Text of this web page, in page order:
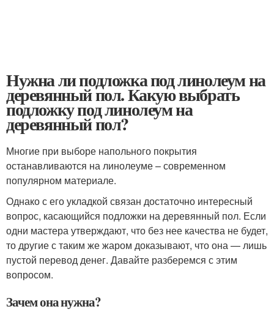
Нужна ли подложка под линолеум на
деревянный пол. Какую выбрать
подложку под линолеум на
деревянный пол?
Многие при выборе напольного покрытия
останавливаются на линолеуме – современном
популярном материале.
Однако с его укладкой связан достаточно интересный
вопрос, касающийся подложки на деревянный пол. Если
одни мастера утверждают, что без нее качества не будет,
то другие с таким же жаром доказывают, что она — лишь
пустой перевод денег. Давайте разберемся с этим
вопросом.
Зачем она нужна?